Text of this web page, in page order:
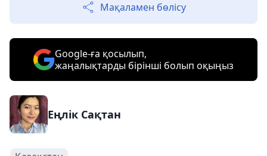
Мақаламен бөлісу
Google-ға қосылып,
жаңалықтарды бірінші болып оқыңыз
Еңлік Сақтан